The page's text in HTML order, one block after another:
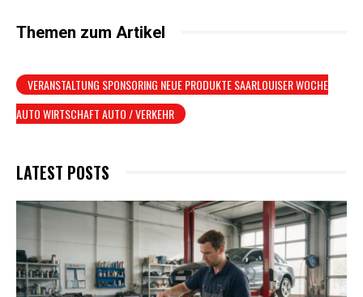
Themen zum Artikel
VERANSTALTUNG SPONSORING NEUE PRODUKTE SAARLOUISER WOCHE
AUTO WIRTSCHAFT AUTO / VERKEHR
LATEST POSTS